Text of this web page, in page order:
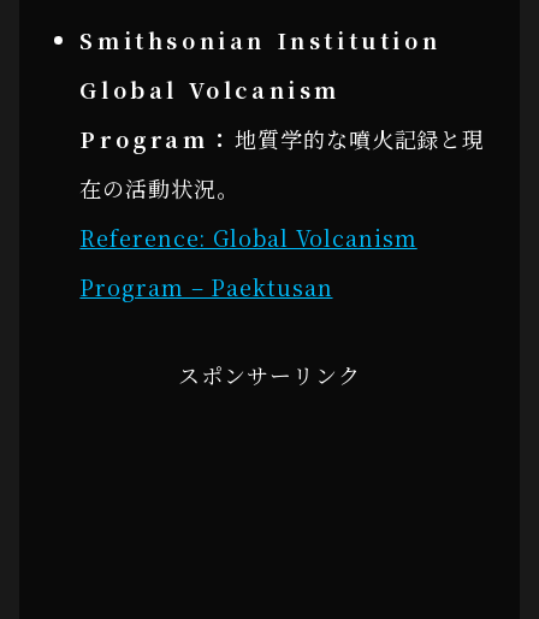
Smithsonian Institution
Global Volcanism
Program：地質学的な噴火記録と現
在の活動状況。
Reference: Global Volcanism
Program – Paektusan
スポンサーリンク